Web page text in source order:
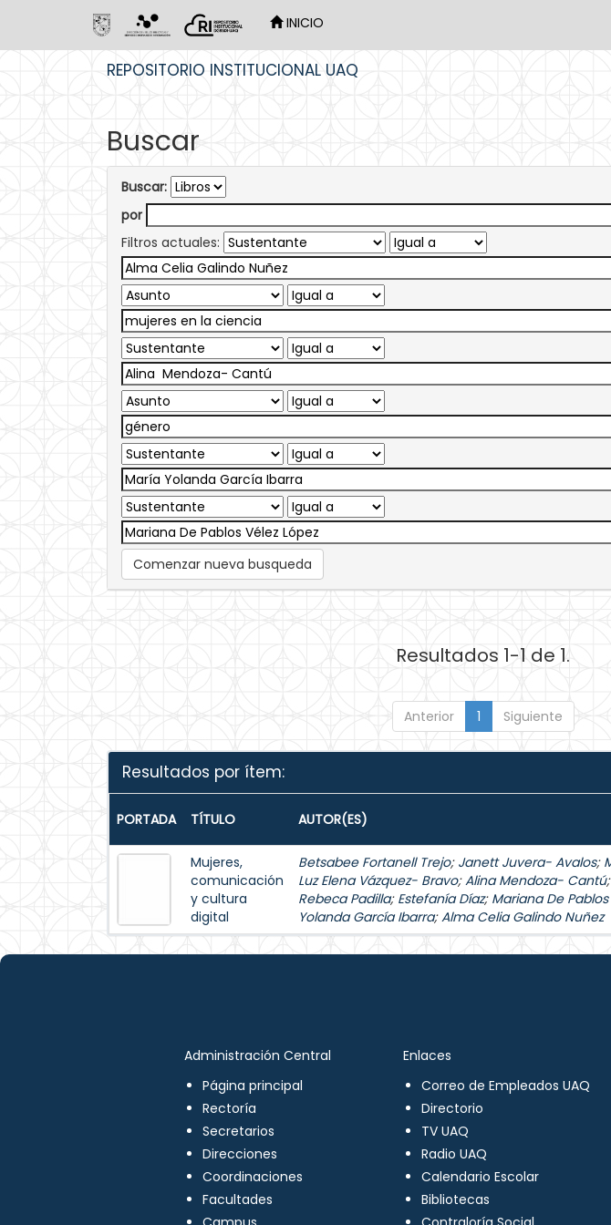
INICIO
REPOSITORIO INSTITUCIONAL UAQ
Buscar
Buscar:
por
Filtros actuales:
Comenzar nueva busqueda
Resultados 1-1 de 1.
Anterior 1 Siguiente
Resultados por ítem:
PORTADA TÍTULO AUTOR(ES)
Mujeres,
comunicación
y cultura
digital
Betsabee Fortanell Trejo; Janett Juvera- Avalos;
Luz Elena Vázquez- Bravo;Alina Mendoza- Cantú;
Rebeca Padilla; Estefanía Díaz; Mariana De
Yolanda García Ibarra;Alma Celia Galindo Nuñez
Administración Central
Página principal
Rectoría
Secretarios
Direcciones
Coordinaciones
Facultades
Enlaces
Correo de Empleados UAQ
Directorio
TV UAQ
Radio UAQ
Calendario Escolar
Bibliotecas